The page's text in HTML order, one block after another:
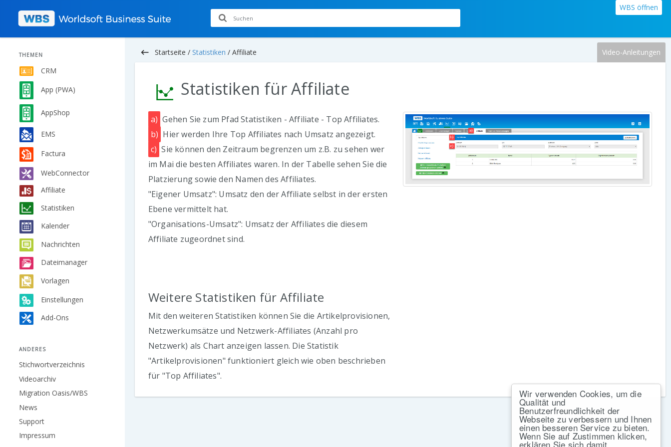
Wir verwenden Cookies, um die
Qualität und
Benutzerfreundlichkeit der
Webseite zu verbessern und Ihnen
einen besseren Service zu bieten.
Wenn Sie auf Zustimmen klicken,
erklären Sie sich damit
WBS öffnen
THEMEN
CRM
App (PWA)
AppShop
EMS
Factura
WebConnector
Affiliate
Statistiken
Kalender
Nachrichten
Dateimanager
Vorlagen
Einstellungen
Add-Ons
ANDERES
Stichwortverzeichnis
Videoarchiv
Migration Oasis/WBS
News
Support
Impressum
keyboard_backspace Startseite / Statistiken / Affiliate Video-Anleitungen
Statistiken für Affiliate
a) Gehen Sie zum Pfad Statistiken - Affiliate - Top Affiliates.
b) Hier werden Ihre Top Affiliates nach Umsatz angezeigt.
c) Sie können den Zeitraum begrenzen um z.B. zu sehen wer
im Mai die besten Affiliates waren. In der Tabelle sehen Sie die
Platzierung sowie den Namen des Affiliates.
"Eigener Umsatz": Umsatz den der Affiliate selbst in der ersten
Ebene vermittelt hat.
"Organisations-Umsatz": Umsatz der Affiliates die diesem
Affiliate zugeordnet sind.
Weitere Statistiken für Affiliate
Mit den weiteren Statistiken können Sie die Artikelprovisionen,
Netzwerkumsätze und Netzwerk-Affiliates (Anzahl pro
Netzwerk) als Chart anzeigen lassen. Die Statistik
"Artikelprovisionen" funktioniert gleich wie oben beschrieben
für "Top Affiliates".